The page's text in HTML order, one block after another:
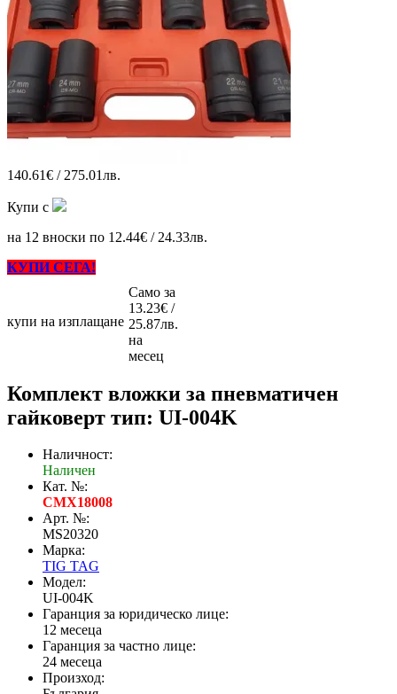
140.61€ / 275.01лв.
Купи с
на 12 вноски по 12.44€ / 24.33лв.
КУПИ СЕГА!
купи на изплащане
Само за
13.23€ /
25.87лв.
на
месец
Комплект вложки за пневматичен
гайковерт тип: UI-004K
Наличност:
Наличен
Кат. №:
CMX18008
Арт. №:
MS20320
Марка:
TIG TAG
Модел:
UI-004K
Гаранция за юридическо лице:
12 месеца
Гаранция за частно лице:
24 месеца
Произход: